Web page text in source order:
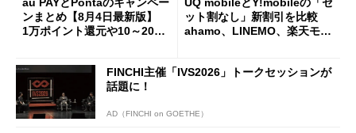
ンまとめ【8月4日最新版】
1万ポイント還元や10～20％
ット割なし」新割引を比較
ahamo、LINEMO、楽天モバ
FINCHI主催「IVS2026」トークセッションが
話題に！
AD（FINCHI on GOETHE）